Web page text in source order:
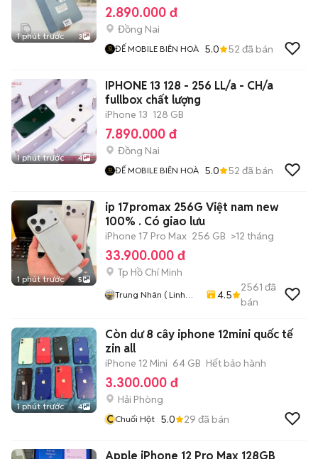
1 phút trước 3
2.890.000 đ
Đồng Nai
ĐẾ MOBILE BIÊN HOÀ 5.0 52 đã bán
1 phút trước 4
IPHONE 13 128 - 256 LL/a - CH/a
fullbox chất lượng
iPhone 13 128 GB
7.890.000 đ
Đồng Nai
ĐẾ MOBILE BIÊN HOÀ 5.0 52 đã bán
1 phút trước 5
ip 17promax 256G Việt nam new
100% . Có giao lưu
iPhone 17 Pro Max 256 GB >12 tháng
33.900.000 đ
Tp Hồ Chí Minh
Trung Nhân ( Linh
4.5
2561 đã
bán
1 phút trước 4
Còn dư 8 cây iphone 12mini quốc tế
zin all
iPhone 12 Mini 64 GB Hết bảo hành
3.300.000 đ
Hải Phòng
CChuối Hột 5.0 29 đã bán
Apple iPhone 12 Pro Max 128GB